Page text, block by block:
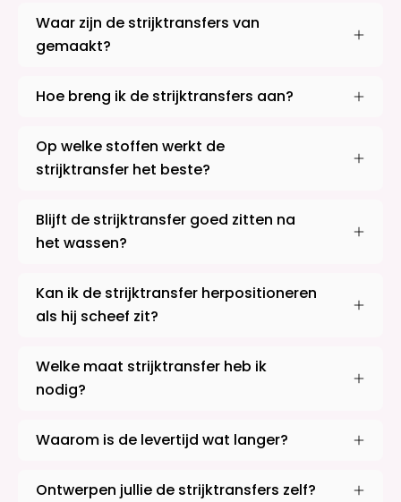
Waar zijn de strijktransfers van
gemaakt?
Hoe breng ik de strijktransfers aan?
Op welke stoffen werkt de
strijktransfer het beste?
Blijft de strijktransfer goed zitten na
het wassen?
Kan ik de strijktransfer herpositioneren
als hij scheef zit?
Welke maat strijktransfer heb ik
nodig?
Waarom is de levertijd wat langer?
Ontwerpen jullie de strijktransfers zelf?